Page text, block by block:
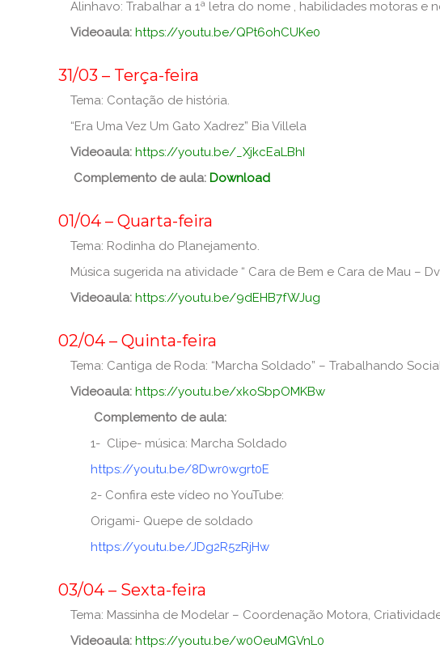
Alinhavo: Trabalhar a 1ª letra do nome , habilidades motoras e
Videoaula: https://youtu.be/QPt6ohCUKe0
31/03 – Terça-feira
Tema: Contação de história.
“Era Uma Vez Um Gato Xadrez” Bia Villela
Videoaula: https://youtu.be/_XjkcEaLBhI
Complemento de aula: Download
01/04 – Quarta-feira
Tema: Rodinha do Planejamento.
Música sugerida na atividade “ Cara de Bem e Cara de Mau –
Videoaula: https://youtu.be/9dEHB7fWJug
02/04 – Quinta-feira
Tema: Cantiga de Roda: “Marcha Soldado” – Trabalhando
Videoaula: https://youtu.be/xkoSbpOMKBw
Complemento de aula:
1- Clipe- música: Marcha Soldado
https://youtu.be/8Dwr0wgrt0E
2- Confira este vídeo no YouTube:
Origami- Quepe de soldado
https://youtu.be/JDg2R5zRjHw
03/04 – Sexta-feira
Tema: Massinha de Modelar – Coordenação Motora,
Videoaula: https://youtu.be/w0OeuMGVnL0